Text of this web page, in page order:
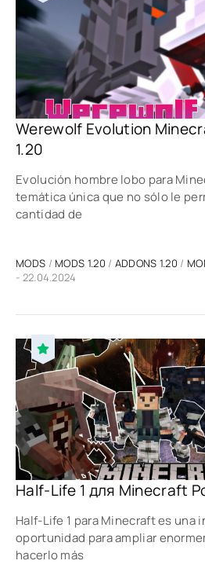
Werewolf Evolution
1.20
Evolución hombre lobo para
temática única que no sólo le
cantidad de
MODS / MODS 1.20 / ADDONS 1.20 /
- 22.04.2024
Half-Life 1 для Minecraft
Half-Life 1 para Minecraft es una
oportunidad para ampliar
hacerlo más